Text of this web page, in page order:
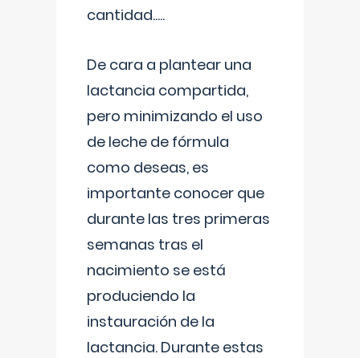
cantidad.....
De cara a plantear una
lactancia compartida,
pero minimizando el uso
de leche de fórmula
como deseas, es
importante conocer que
durante las tres primeras
semanas tras el
nacimiento se está
produciendo la
instauración de la
lactancia. Durante estas